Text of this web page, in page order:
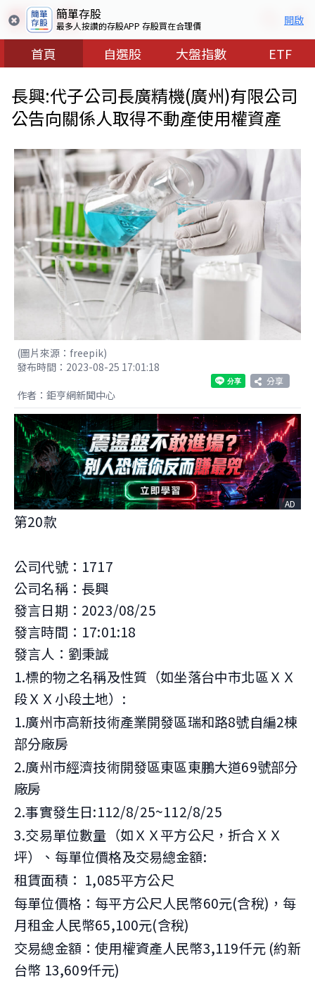
簡單存股
最多人按讚的存股APP 存股買在合理價 開啟
首頁 自選股 大盤指數 ETF
長興:代子公司長廣精機(廣州)有限公司
公告向關係人取得不動產使用權資產
(圖片來源：freepik)
發布時間：2023-08-25 17:01:18
分享
作者：鉅亨網新聞中心
AD
第20款
公司代號：1717
公司名稱：長興
發言日期：2023/08/25
發言時間：17:01:18
發言人：劉秉誠
1.標的物之名稱及性質（如坐落台中市北區ＸＸ
段ＸＸ小段土地）:
1.廣州市高新技術產業開發區瑞和路8號自編2棟
部分廠房
2.廣州市經濟技術開發區東區東鵬大道69號部分
廠房
2.事實發生日:112/8/25~112/8/25
3.交易單位數量（如ＸＸ平方公尺，折合ＸＸ
坪）、每單位價格及交易總金額:
租賃面積： 1,085平方公尺
每單位價格：每平方公尺人民幣60元(含稅)，每
月租金人民幣65,100元(含稅)
交易總金額：使用權資產人民幣3,119仟元 (約新
台幣 13,609仟元)